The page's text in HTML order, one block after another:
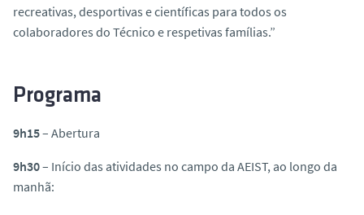
recreativas, desportivas e científicas para todos os
colaboradores do Técnico e respetivas famílias.”
Programa
9h15– Abertura
9h30– Início das atividades no campo da AEIST, ao longo da
manhã: